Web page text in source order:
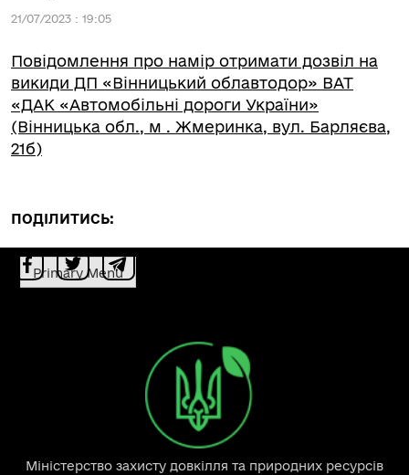
21/07/2023 : 19:05
Повідомлення про намір отримати дозвіл на
викиди ДП «Вінницький облавтодор» ВАТ
«ДАК «Автомобільні дороги України»
(Вінницька обл., м . Жмеринка, вул. Барляєва,
21б)
ПОДІЛИТИСЬ:
Primary Menu
Міністерство захисту довкілля та природних ресурсів